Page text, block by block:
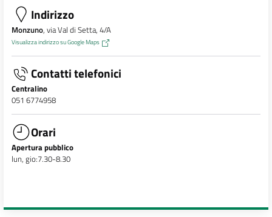
Indirizzo
Monzuno, via Val di Setta, 4/A
Visualizza indirizzo su Google Maps
Contatti telefonici
Centralino
051 6774958
Orari
Apertura pubblico
lun, gio:7.30-8.30